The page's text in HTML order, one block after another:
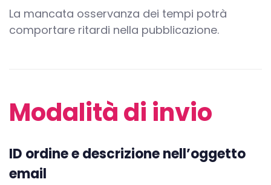
La mancata osservanza dei tempi potrà
comportare ritardi nella pubblicazione.
Modalità di invio
ID ordine e descrizione nell’oggetto
email